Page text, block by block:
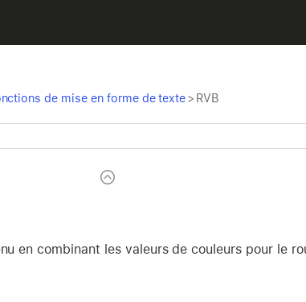
de mise en forme de texte> RVB
en combinant les valeurs de couleurs pour le